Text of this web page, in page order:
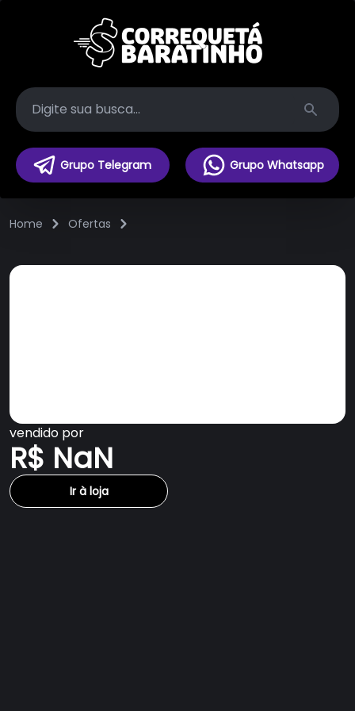
Search
Grupo Telegram Grupo Whatsapp
Home Ofertas
vendido por
R$ NaN
Ir à loja